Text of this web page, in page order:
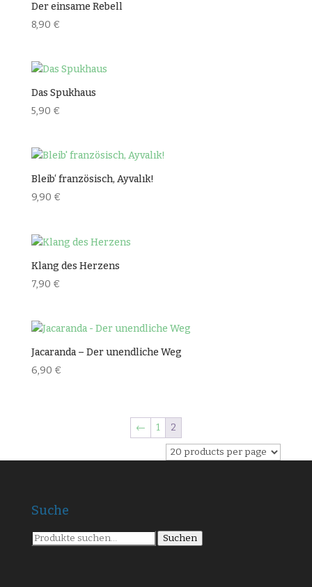
Der einsame Rebell
8,90 €
Das Spukhaus
5,90 €
Bleib‘ französisch, Ayvalık!
9,90 €
Klang des Herzens
7,90 €
Jacaranda – Der unendliche Weg
6,90 €
← 1 2
Suche
Suche
nach:
Suchen